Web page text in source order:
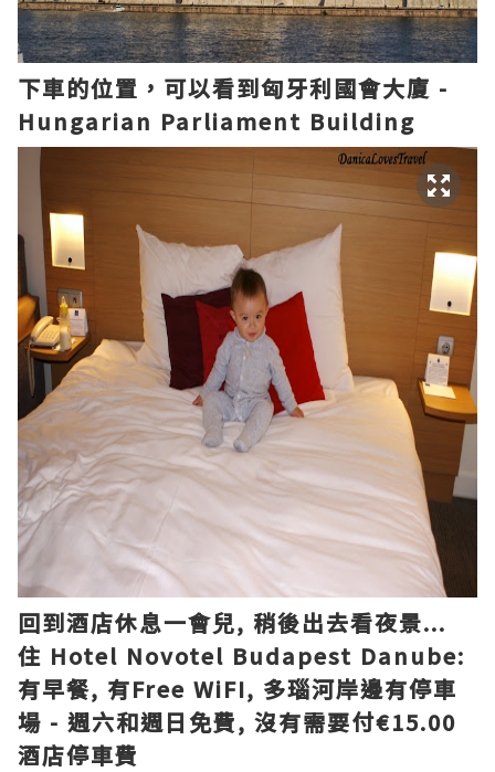
下車的位置，可以看到匈牙利國會大廈 -
Hungarian Parliament Building
回到酒店休息一會兒, 稍後出去看夜景...
住 Hotel Novotel Budapest Danube:
有早餐, 有Free WiFI, 多瑙河岸邊有停車
場 - 週六和週日免費, 沒有需要付€15.00
酒店停車費